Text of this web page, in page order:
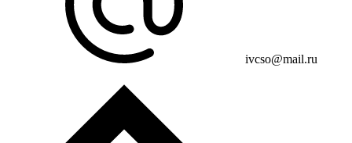
ivcso@mail.ru